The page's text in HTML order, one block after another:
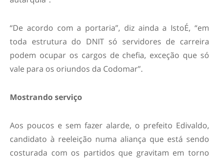
“De acordo com a portaria”, diz ainda a IstoÉ, “em
toda estrutura do DNIT só servidores de carreira
podem ocupar os cargos de chefia, exceção que só
vale para os oriundos da Codomar”.
Mostrando serviço
Aos poucos e sem fazer alarde, o prefeito Edivaldo,
candidato à reeleição numa aliança que está sendo
costurada com os partidos que gravitam em torno